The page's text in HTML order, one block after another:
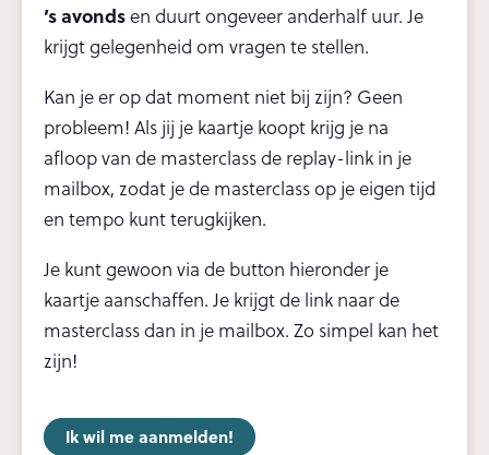
’s avondsen duurt ongeveer anderhalf uur. Je
krijgt gelegenheid om vragen te stellen.
Kan je er op dat moment niet bij zijn? Geen
probleem! Als jij je kaartje koopt krijg je na
afloop van de masterclass de replay-link in je
mailbox, zodat je de masterclass op je eigen tijd
en tempo kunt terugkijken.
Je kunt gewoon via de button hieronder je
kaartje aanschaffen. Je krijgt de link naar de
masterclass dan in je mailbox. Zo simpel kan het
zijn!
Ik wil me aanmelden!